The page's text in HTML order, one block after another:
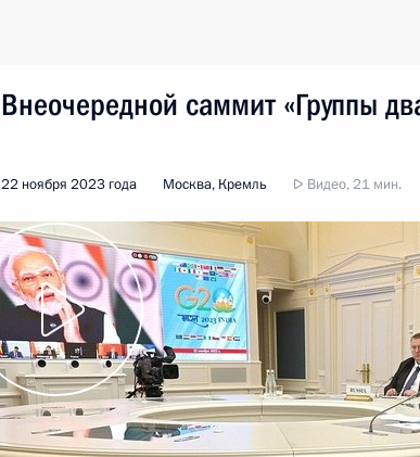
Внеочередной саммит «Группы
22 ноября 2023 года Москва, Кремль Видео, 21 мин.